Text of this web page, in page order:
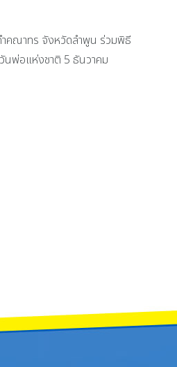
ำคณาทร จังหวัดลำพูน ร่วมพิธี
นพ่อแห่งชาติ 5 ธันวาคม
เวลา 09.30 น. ณ หอประชุมจังหวัดลำพูน
ำนวยการโรงเรียนจักรคำคณาทร จังหวัด